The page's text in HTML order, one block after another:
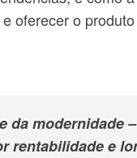
oferecer o
da modernidade
rentabilidade e